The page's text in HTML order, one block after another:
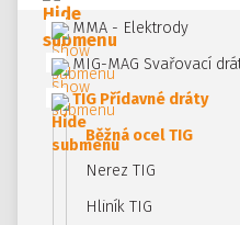
MMA - Elektrody
MIG-MAG Svařovací
TIG Přídavné dráty
Běžná ocel TIG
Nerez TIG
Hliník TIG